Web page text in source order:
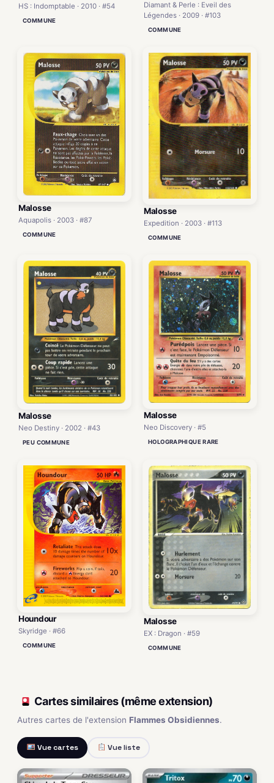
HS : Indomptable · 2010 · #54
COMMUNE
Diamant & Perle : Eveil des
Légendes · 2009 · #103
COMMUNE
Malosse
Aquapolis · 2003 · #87
COMMUNE
Malosse
Expedition · 2003 · #113
COMMUNE
Malosse
Neo Destiny · 2002 · #43
PEU COMMUNE
Malosse
Neo Discovery · #5
HOLOGRAPHIQUE RARE
Houndour
Skyridge · #66
COMMUNE
Malosse
EX : Dragon · #59
COMMUNE
Cartes similaires (même extension)
Autres cartes de l'extension Flammes Obsidiennes.
Vue cartes Vue liste